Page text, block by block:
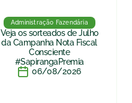
Administração Fazendária
Veja os sorteados de Julho
da Campanha Nota Fiscal
Consciente
#SapirangaPremia
06/08/2026